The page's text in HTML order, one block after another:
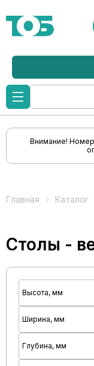
Внимание!
Главная Каталог
Столы -
Высота, мм
Ширина, мм
Глубина, мм